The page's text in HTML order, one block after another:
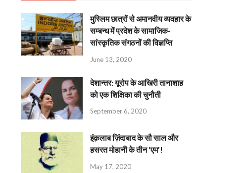
मुस्लिम छात्रों से अमानवीय व्यवहार के
सम्बन्ध में प्रदेश के सामाजिक-
सांस्कृतिक संगठनों की विज्ञप्ति
June 13, 2020
देशान्‍तर: यूरोप के आखिरी तानाशाह
को एक शिक्षिका की चुनौती
September 6, 2020
इंक़लाब ज़िंदाबाद के सौ साल और
हसरत मोहानी के तीन ‘एम’!
May 17, 2020